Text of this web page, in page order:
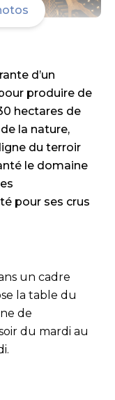
d’un
produire de
hectares de
la nature,
du terroir
le domaine
pour ses crus
un cadre
la table du
de
du mardi au